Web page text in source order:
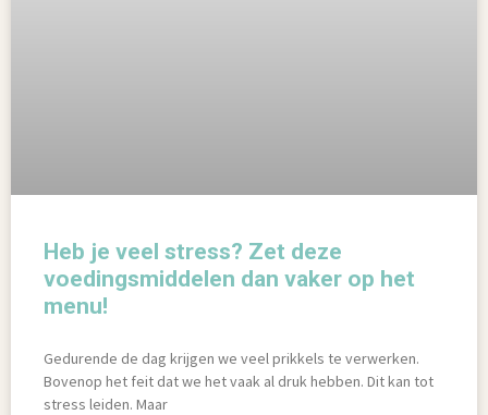
Heb je veel stress? Zet deze
voedingsmiddelen dan vaker op het
menu!
Gedurende de dag krijgen we veel prikkels te verwerken.
Bovenop het feit dat we het vaak al druk hebben. Dit kan tot
stress leiden. Maar